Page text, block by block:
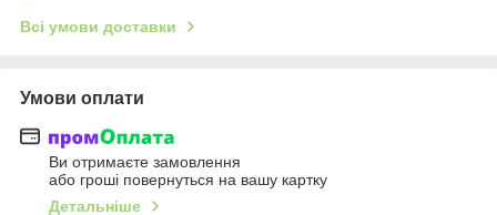
Всі умови доставки
Умови оплати
Ви отримаєте замовлення
або гроші повернуться на вашу картку
Детальніше